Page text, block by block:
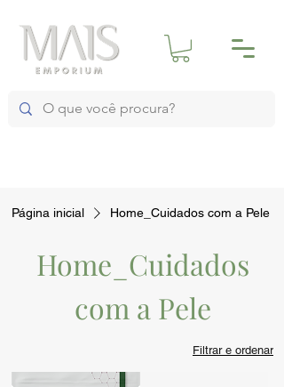
Página inicial Home_Cuidados com a Pele
Home_Cuidados
com a Pele
Filtrar e ordenar